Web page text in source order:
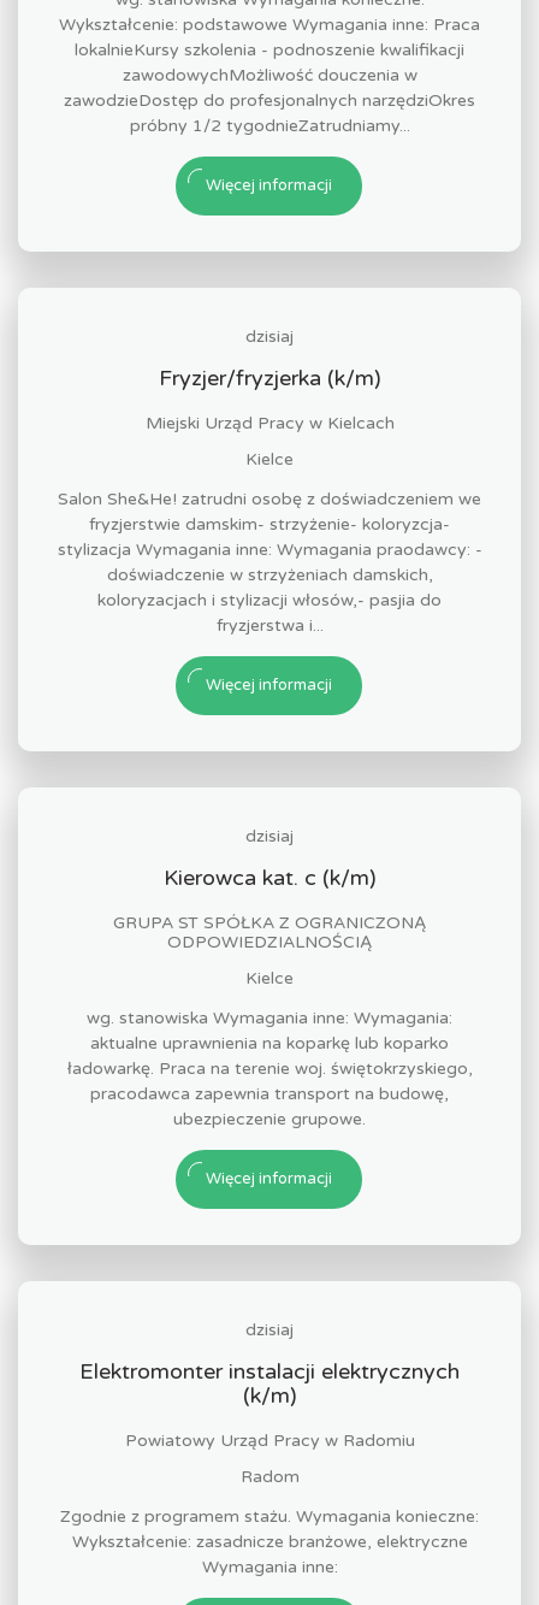
Wykształcenie: podstawowe Wymagania inne: Praca
lokalnieKursy szkolenia - podnoszenie kwalifikacji
zawodowychMożliwość douczenia w
zawodzieDostęp do profesjonalnych narzędziOkres
próbny 1/2 tygodnieZatrudniamy...
Więcej informacji
dzisiaj
Fryzjer/fryzjerka (k/m)
Miejski Urząd Pracy w Kielcach
Kielce
Salon She&He! zatrudni osobę z doświadczeniem we
fryzjerstwie damskim- strzyżenie- koloryzcja-
stylizacja Wymagania inne: Wymagania praodawcy: -
doświadczenie w strzyżeniach damskich,
koloryzacjach i stylizacji włosów,- pasjia do
fryzjerstwa i...
Więcej informacji
dzisiaj
Kierowca kat. c (k/m)
GRUPA ST SPÓŁKA Z OGRANICZONĄ
ODPOWIEDZIALNOŚCIĄ
Kielce
wg. stanowiska Wymagania inne: Wymagania:
aktualne uprawnienia na koparkę lub koparko
ładowarkę. Praca na terenie woj. świętokrzyskiego,
pracodawca zapewnia transport na budowę,
ubezpieczenie grupowe.
Więcej informacji
dzisiaj
Elektromonter instalacji elektrycznych
(k/m)
Powiatowy Urząd Pracy w Radomiu
Radom
Zgodnie z programem stażu. Wymagania konieczne:
Wykształcenie: zasadnicze branżowe, elektryczne
Wymagania inne: